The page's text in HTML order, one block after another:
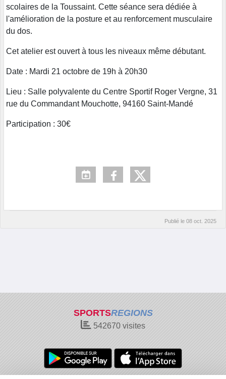
scolaires de la Toussaint. Cette séance sera dédiée à
l'amélioration de la posture et au renforcement musculaire
du dos.
Cet atelier est ouvert à tous les niveaux même débutant.
Date : Mardi 21 octobre de 19h à 20h30
Lieu : Salle polyvalente du Centre Sportif Roger Vergne, 31
rue du Commandant Mouchotte, 94160 Saint-Mandé
Participation : 30€
Publié le 08 oct. 2025
SPORTSREGIONS
542670 visites